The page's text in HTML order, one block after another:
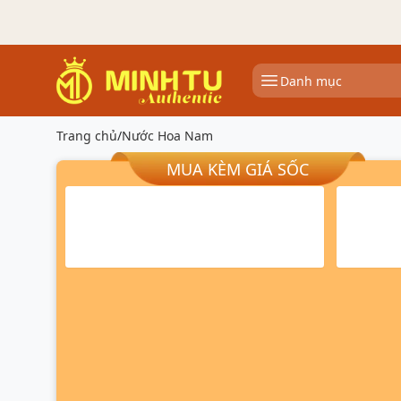
Danh mục
Trang chủ/Nước Hoa Nam
MUA KÈM GIÁ SỐC